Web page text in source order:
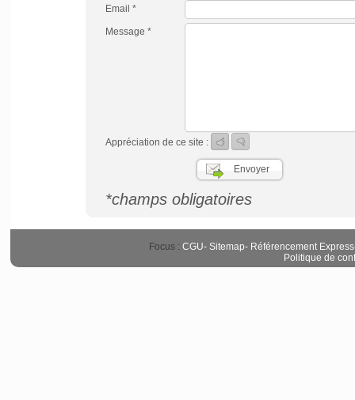
Email *
Message *
Appréciation de ce site :
*champs obligatoires
Focus : CGU- Sitemap- Référencement Express
Politique de